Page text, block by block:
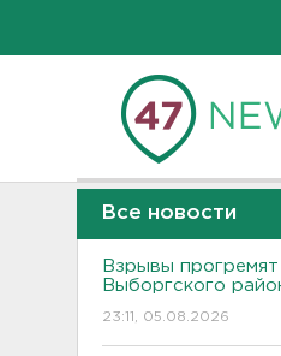
Все новости
Взрывы
Выборгского
23:11, 05.08.2026